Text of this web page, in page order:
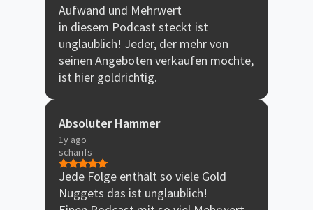
Aufwand und Mehrwert
in diesem Podcast steckt ist
unglaublich! Jeder, der mehr von
seinen Angeboten verkaufen mochte,
ist hier goldrichtig.
Absoluter Hammer
1y ago
scharifs
Jede Folge enthält so viele Gold
Nuggets das ist unglaublich!